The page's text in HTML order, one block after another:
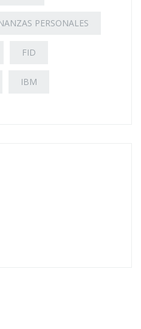
PERSONALES
FID
IBM